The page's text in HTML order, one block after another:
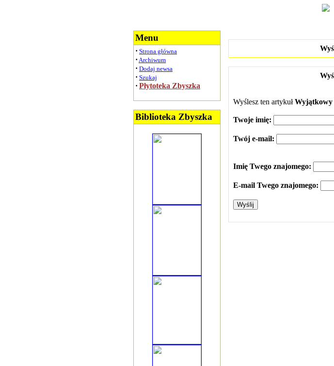
Menu
· Strona główna
· Archiwum
· Dodaj newsa
· Szukaj
· Płytoteka Zbyszka
Biblioteka Zbyszka
Wyślesz ten artykułWyjątkowy
Twoje imię:
Twój e-mail:
Imię Twego znajomego:
E-mail Twego znajomego: